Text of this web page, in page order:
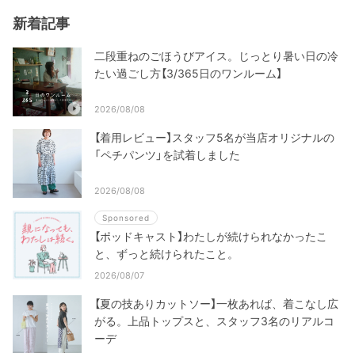
新着記事
二段重ねのごほうびアイス。じっとり暑い日の冷
たい過ごし方【3/365日のワンルーム】
2026/08/08
【着用レビュー】スタッフ5名が当店オリジナルの
「ペチパンツ」を試着しました
2026/08/08
Sponsored
【ポッドキャスト】わたしが続けられなかったこ
と、ずっと続けられたこと。
2026/08/07
【夏の技ありカットソー】一枚あれば、着こなし広
がる。上品トップスと、スタッフ3名のリアルコ
ーデ